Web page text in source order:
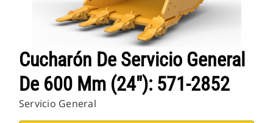
Cucharón De Servicio General
De 600 Mm (24"): 571-2852
Servicio General